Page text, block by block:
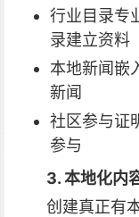
行业目录专
录建立资料
本地新闻嵌
新闻
社区参与证
参与
3. 本地化内
创建真正有